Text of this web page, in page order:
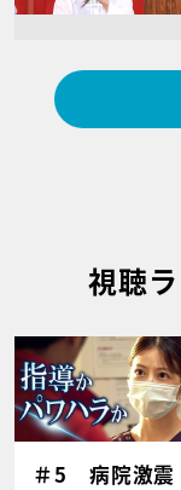
視聴
＃5 病院激震